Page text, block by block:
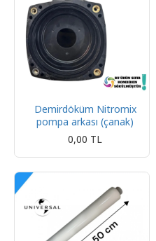
Demirdöküm Nitromix
pompa arkası (çanak)
0,00 TL